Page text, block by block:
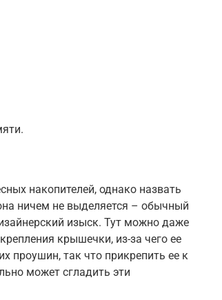
накопителей, однако назвать
ничем не выделяется – обычный
изыск. Тут можно даже
крышечки, из-за чего ее
проушин, так что прикрепить ее к
может сгладить эти